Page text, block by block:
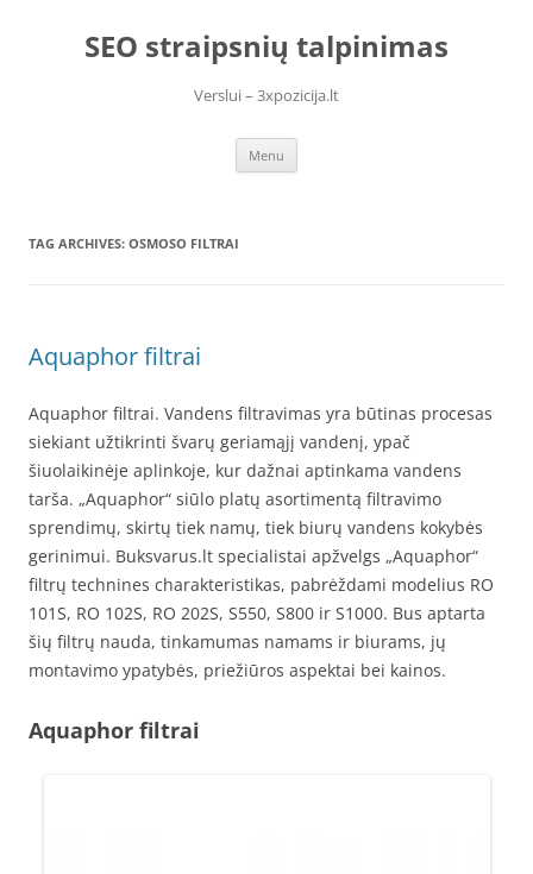
contentSEO straipsnių talpinimas
Verslui – 3xpozicija.lt
Menu
TAG ARCHIVES: OSMOSO FILTRAI
Aquaphor filtrai
Aquaphor filtrai. Vandens filtravimas yra būtinas procesas
siekiant užtikrinti švarų geriamąjį vandenį, ypač
šiuolaikinėje aplinkoje, kur dažnai aptinkama vandens
tarša. „Aquaphor“ siūlo platų asortimentą filtravimo
sprendimų, skirtų tiek namų, tiek biurų vandens kokybės
gerinimui. Buksvarus.lt specialistai apžvelgs „Aquaphor“
filtrų technines charakteristikas, pabrėždami modelius RO
101S, RO 102S, RO 202S, S550, S800 ir S1000. Bus aptarta
šių filtrų nauda, tinkamumas namams ir biurams, jų
montavimo ypatybės, priežiūros aspektai bei kainos.
Aquaphor filtrai